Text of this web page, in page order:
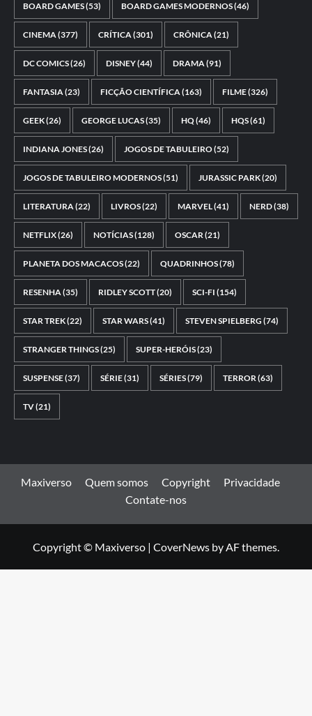
BOARD GAMES(53) BOARD GAMES MODERNOS(46)
CINEMA(377) CRÍTICA(301) CRÔNICA(21)
DC COMICS(26) DISNEY(44) DRAMA(91)
FANTASIA(23) FICÇÃO CIENTÍFICA(163) FILME(326)
GEEK(26) GEORGE LUCAS(35) HQ(46) HQS(61)
INDIANA JONES(26) JOGOS DE TABULEIRO(52)
JOGOS DE TABULEIRO MODERNOS(51) JURASSIC PARK(20)
LITERATURA(22) LIVROS(22) MARVEL(41) NERD(38)
NETFLIX(26) NOTÍCIAS(128) OSCAR(21)
PLANETA DOS MACACOS(22) QUADRINHOS(78)
RESENHA(35) RIDLEY SCOTT(20) SCI-FI (154)
STAR TREK(22) STAR WARS(41) STEVEN SPIELBERG (74)
STRANGER THINGS(25) SUPER-HERÓIS(23)
SUSPENSE(37) SÉRIE(31) SÉRIES(79) TERROR(63)
TV(21)
Maxiverso Quem somos Copyright
Privacidade
Contate-nos
Copyright © Maxiverso | CoverNews by AF themes.